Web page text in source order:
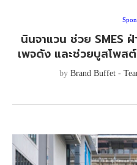
นินจาแวน ช่วย SMES
เพจดัง และช่วยบูสโพ
by Brand Buffet -